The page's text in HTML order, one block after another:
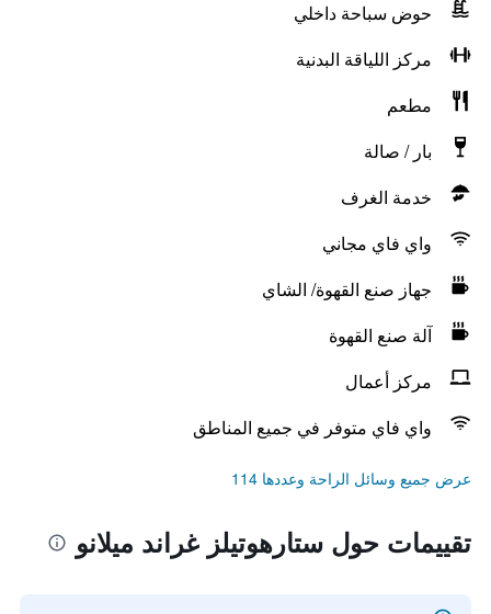
حوض سباحة داخلي
مركز اللياقة البدنية
مطعم
بار / صالة
خدمة الغرف
واي فاي مجاني
جهاز صنع القهوة/ الشاي
آلة صنع القهوة
مركز أعمال
واي فاي متوفر في جميع المناطق
عرض جميع وسائل الراحة وعددها 114
تقييمات حول ستارهوتيلز غراند ميلانو